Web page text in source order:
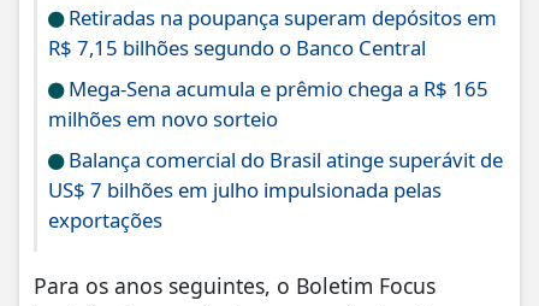
Retiradas na poupança superam depósitos em
R$ 7,15 bilhões segundo o Banco Central
Mega-Sena acumula e prêmio chega a R$ 165
milhões em novo sorteio
Balança comercial do Brasil atinge superávit de
US$ 7 bilhões em julho impulsionada pelas
exportações
Para os anos seguintes, o Boletim Focus